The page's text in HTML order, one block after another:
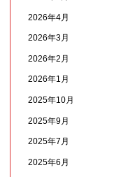
2026年4月
2026年3月
2026年2月
2026年1月
2025年10月
2025年9月
2025年7月
2025年6月